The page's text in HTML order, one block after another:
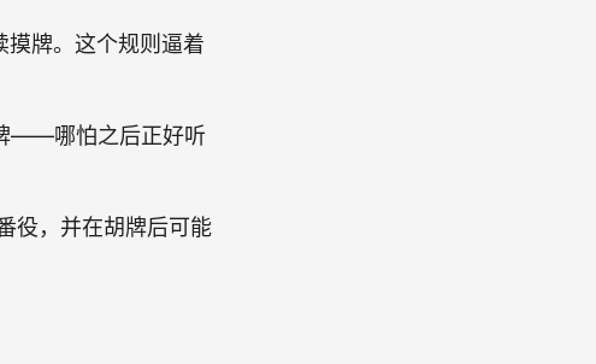
摸牌。这个规则逼着
——哪怕之后正好听
役，并在胡牌后可能